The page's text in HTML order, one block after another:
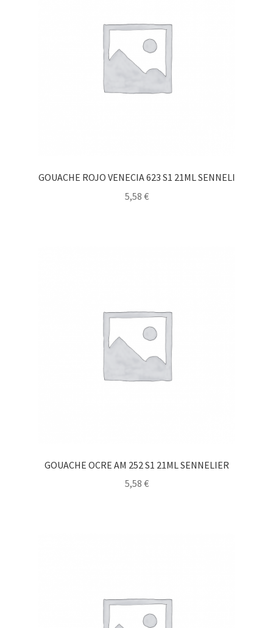
GOUACHE ROJO VENECIA 623 S1 21ML SENNELI
5,58 €
GOUACHE OCRE AM 252 S1 21ML SENNELIER
5,58 €